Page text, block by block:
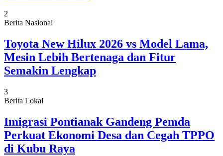
2
Berita Nasional
Toyota New Hilux 2026 vs Model Lama,
Mesin Lebih Bertenaga dan Fitur
Semakin Lengkap
3
Berita Lokal
Imigrasi Pontianak Gandeng Pemda
Perkuat Ekonomi Desa dan Cegah TPPO
di Kubu Raya